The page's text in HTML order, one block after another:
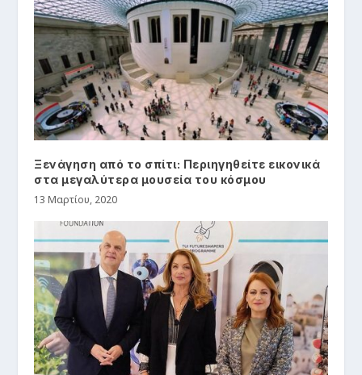
Ξενάγηση από το σπίτι: Περιηγηθείτε εικονικά
στα μεγαλύτερα μουσεία του κόσμου
13 Μαρτίου, 2020